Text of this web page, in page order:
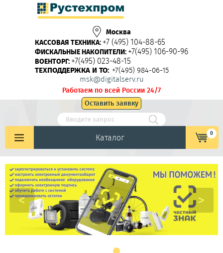
Москва
КАССОВАЯ ТЕХНИКА: +7 (495) 104-88-65
ФИСКАЛЬНЫЕ НАКОПИТЕЛИ: +7(495) 106-90-96
ВОЕНТОРГ: +7(495) 023-48-15
ТЕХПОДДЕРЖКА И ТО: +7(495) 984-06-15
msk@digitalserv.ru
Работаем по всей России 24/7
Оставить заявку
Каталог 0
< >